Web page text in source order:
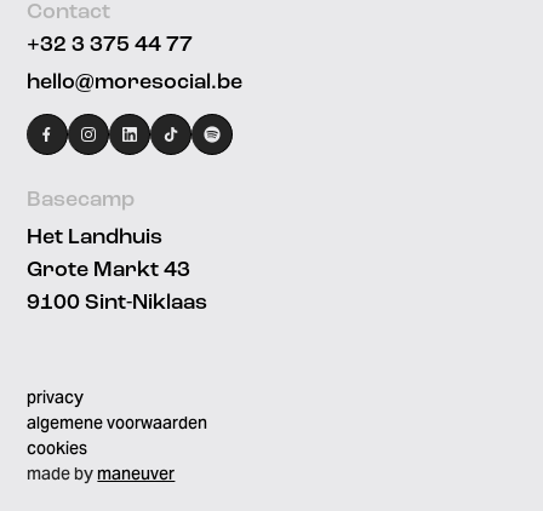
Contact
+32 3 375 44 77
hello@moresocial.be
facebookinstagram
linkedinTiktokSpotify
Basecamp
Het Landhuis
Grote Markt 43
9100 Sint-Niklaas
privacy
algemene voorwaarden
cookies
made bymaneuver